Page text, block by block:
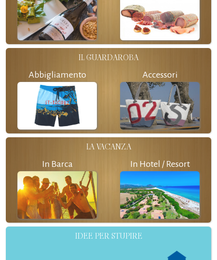
IL GUARDAROBA
Abbigliamento Accessori
LA VACANZA
In Barca In Hotel / Resort
IDEE PER STUPIRE